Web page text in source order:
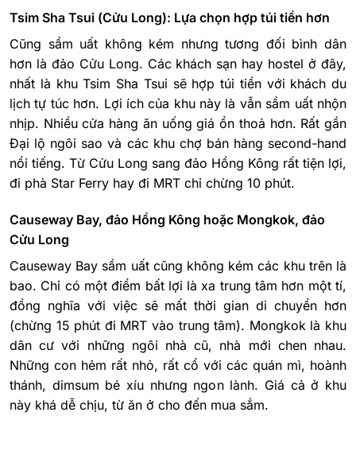
Tsim Sha Tsui (Cửu Long): Lựa chọn hợp túi tiền hơn
Cũng sầm uất không kém nhưng tương đối bình dân
hơn là đảo Cửu Long. Các khách sạn hay hostel ở đây,
nhất là khu Tsim Sha Tsui sẽ hợp túi tiền với khách du
lịch tự túc hơn. Lợi ích của khu này là vẫn sầm uất nhộn
nhịp. Nhiều cửa hàng ăn uống giá ổn thoả hơn. Rất gần
Đại lộ ngôi sao và các khu chợ bán hàng second-hand
nổi tiếng. Từ Cửu Long sang đảo Hồng Kông rất tiện lợi,
đi phà Star Ferry hay đi MRT chỉ chừng 10 phút.
Causeway Bay, đảo Hồng Kông hoặc Mongkok, đảo
Cửu Long
Causeway Bay sầm uất cũng không kém các khu trên là
bao. Chỉ có một điểm bất lợi là xa trung tâm hơn một tí,
đồng nghĩa với việc sẽ mất thời gian di chuyển hơn
(chừng 15 phút đi MRT vào trung tâm). Mongkok là khu
dân cư với những ngôi nhà cũ, nhà mới chen nhau.
Những con hẻm rất nhỏ, rất cổ với các quán mì, hoành
thánh, dimsum bé xíu nhưng ngon lành. Giá cả ở khu
này khá dễ chịu, từ ăn ở cho đến mua sắm.